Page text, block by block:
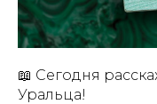
📖 Сегодня
Уральца!